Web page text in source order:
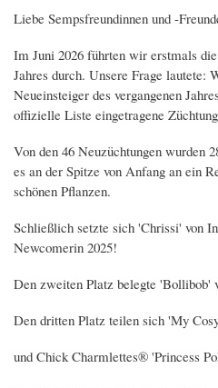
Liebe Sempsfreundinnen und -
Im Juni 2026 führten wir erstmals
Jahres durch. Unsere Frage lautete:
Neueinsteiger des vergangenen
offizielle Liste eingetragene
Von den 46 Neuzüchtungen wurden
es an der Spitze von Anfang an ein
schönen Pflanzen.
Schließlich setzte sich 'Chrissi' von
Newcomerin 2025!
Den zweiten Platz belegte 'Bollibob'
Den dritten Platz teilen sich 'My
und Chick Charmlettes® 'Princess